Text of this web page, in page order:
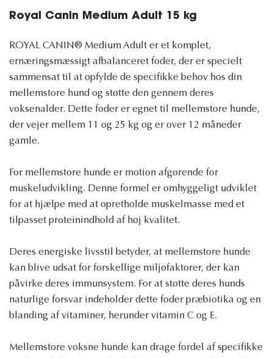
Royal Canin Medium Adult 15 kg
ROYAL CANIN® Medium Adult er et komplet,
ernæringsmæssigt afbalanceret foder, der er specielt
sammensat til at opfylde de specifikke behov hos din
mellemstore hund og støtte den gennem deres
voksenalder. Dette foder er egnet til mellemstore hunde,
der vejer mellem 11 og 25 kg og er over 12 måneder
gamle.
For mellemstore hunde er motion afgørende for
muskeludvikling. Denne formel er omhyggeligt udviklet
for at hjælpe med at opretholde muskelmasse med et
tilpasset proteinindhold af høj kvalitet.
Deres energiske livsstil betyder, at mellemstore hunde
kan blive udsat for forskellige miljøfaktorer, der kan
påvirke deres immunsystem. For at støtte deres hunds
naturlige forsvar indeholder dette foder præbiotika og en
blanding af vitaminer, herunder vitamin C og E.
Mellemstore voksne hunde kan drage fordel af specifikke